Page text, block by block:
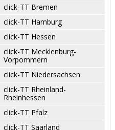
click-TT Bremen
click-TT Hamburg
click-TT Hessen
click-TT Mecklenburg-
Vorpommern
click-TT Niedersachsen
click-TT Rheinland-
Rheinhessen
click-TT Pfalz
click-TT Saarland